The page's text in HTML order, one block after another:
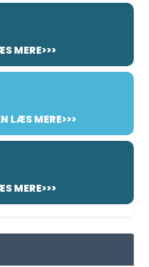
MERE>>>
LÆS MERE>>>
MERE>>>